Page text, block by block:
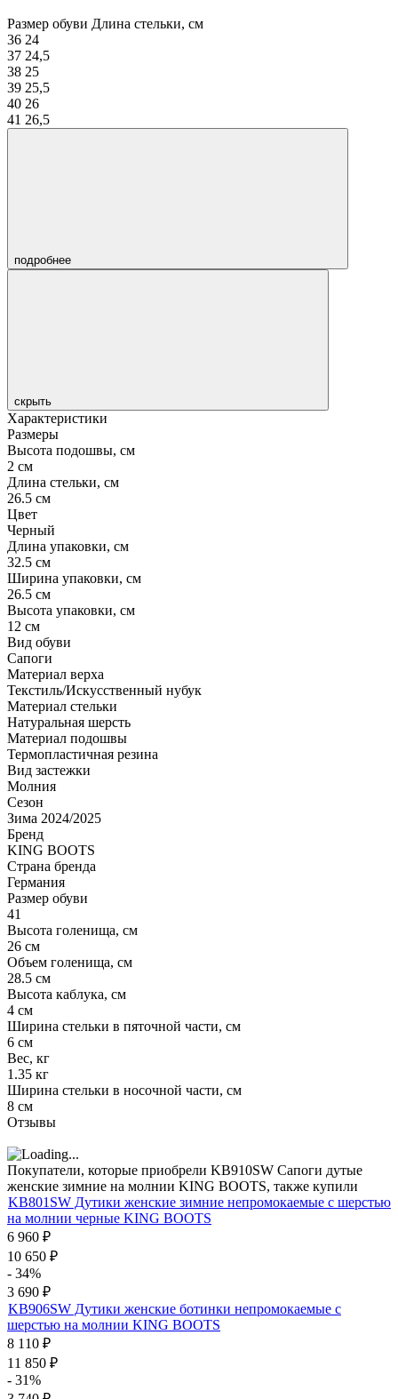
Размер обуви Длина стельки, см
36 24
37 24,5
38 25
39 25,5
40 26
41 26,5
подробнее
скрыть
Характеристики
Размеры
Высота подошвы, см
2 см
Длина стельки, см
26.5 см
Цвет
Черный
Длина упаковки, см
32.5 см
Ширина упаковки, см
26.5 см
Высота упаковки, см
12 см
Вид обуви
Сапоги
Материал верха
Текстиль/Искусственный нубук
Материал стельки
Натуральная шерсть
Материал подошвы
Термопластичная резина
Вид застежки
Молния
Сезон
Зима 2024/2025
Бренд
KING BOOTS
Страна бренда
Германия
Размер обуви
41
Высота голенища, см
26 см
Объем голенища, см
28.5 см
Высота каблука, см
4 см
Ширина стельки в пяточной части, см
6 см
Вес, кг
1.35 кг
Ширина стельки в носочной части, см
8 см
Отзывы
Покупатели, которые приобрели KB910SW Сапоги дутые
женские зимние на молнии KING BOOTS, также купили
KB801SW Дутики женские зимние непромокаемые с шерстью
на молнии черные KING BOOTS
6 960 ₽
10 650 ₽
- 34%
3 690 ₽
KB906SW Дутики женские ботинки непромокаемые с
шерстью на молнии KING BOOTS
8 110 ₽
11 850 ₽
- 31%